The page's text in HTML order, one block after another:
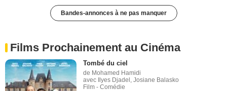
Bandes-annonces à ne pas manquer
Films Prochainement au Cinéma
Tombé du ciel
de Mohamed Hamidi
avec Ilyes Djadel, Josiane Balasko
Film - Comédie